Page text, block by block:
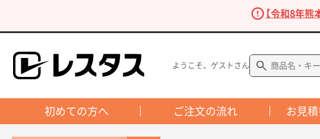
【令和8年
ようこそ、ゲストさん
初めての方へ ご注文の流れ お見